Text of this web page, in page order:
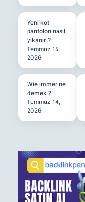
Yeni kot
pantolon nasıl
yıkanır ?
Temmuz 15,
2026
Wie immer ne
demek ?
Temmuz 14,
2026